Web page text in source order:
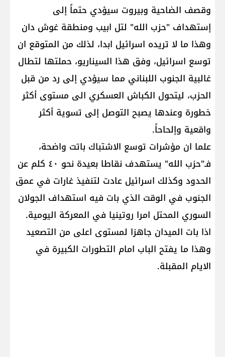
وقصف الضاحية وبيروت سيؤدي حتماً إلى
إستهداف "حزب الله" لتل ابيب ومنطقة غوش دان
وهذا ما لا تريده اسرائيل ابدا، لذلك من المتوقع ان
توسع اسرائيل، وفق هذا السيناريو، حملتها لتطال
غالبية الجنوب اللبناني مما سيؤدي إلى رد من قبل
الحزب، ليتحول الكباش العسكري الى مستوى أكثر
خطورة وعندها يصبح التوصل إلى تسوية أكثر
واقعية وإلحاحاً.
علما ان مؤشرات توسع الاشتباك باتت واضحة،
فـ"حزب الله" يستهدف نقاطا بعيدة نحو ٤٠ كلم عن
الحدود وكذلك اسرائيل عادت لتنفيذ غارات في عمق
الجنوب في الوقت الذي بات فيه استهداف الجولان
السوري المحتل امرا روتينيا في المعركة اليومية.
اذا بات الميدان جاهزا لمستوى اعلى من التصعيد
وهذا ما يفتح الباب امام التطورات الكبيرة في
الايام المقبلة.